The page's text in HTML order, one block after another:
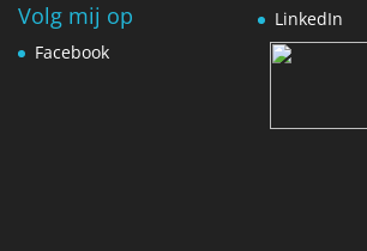
Volg mij op
Facebook
LinkedIn